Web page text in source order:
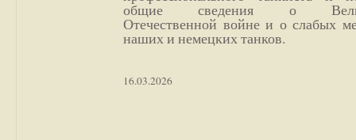
общие сведения о
Отечественной войне и о слабых
наших и немецких танков.
16.03.2026